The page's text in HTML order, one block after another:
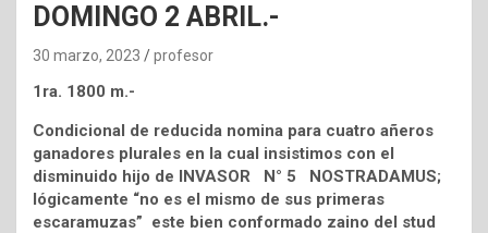
DOMINGO 2 ABRIL.-
30 marzo, 2023 profesor
1ra. 1800 m.-
Condicional de reducida nomina para cuatro añeros
ganadores plurales en la cual insistimos con el
disminuido hijo de INVASOR N° 5 NOSTRADAMUS;
lógicamente “no es el mismo de sus primeras
escaramuzas” este bien conformado zaino del stud